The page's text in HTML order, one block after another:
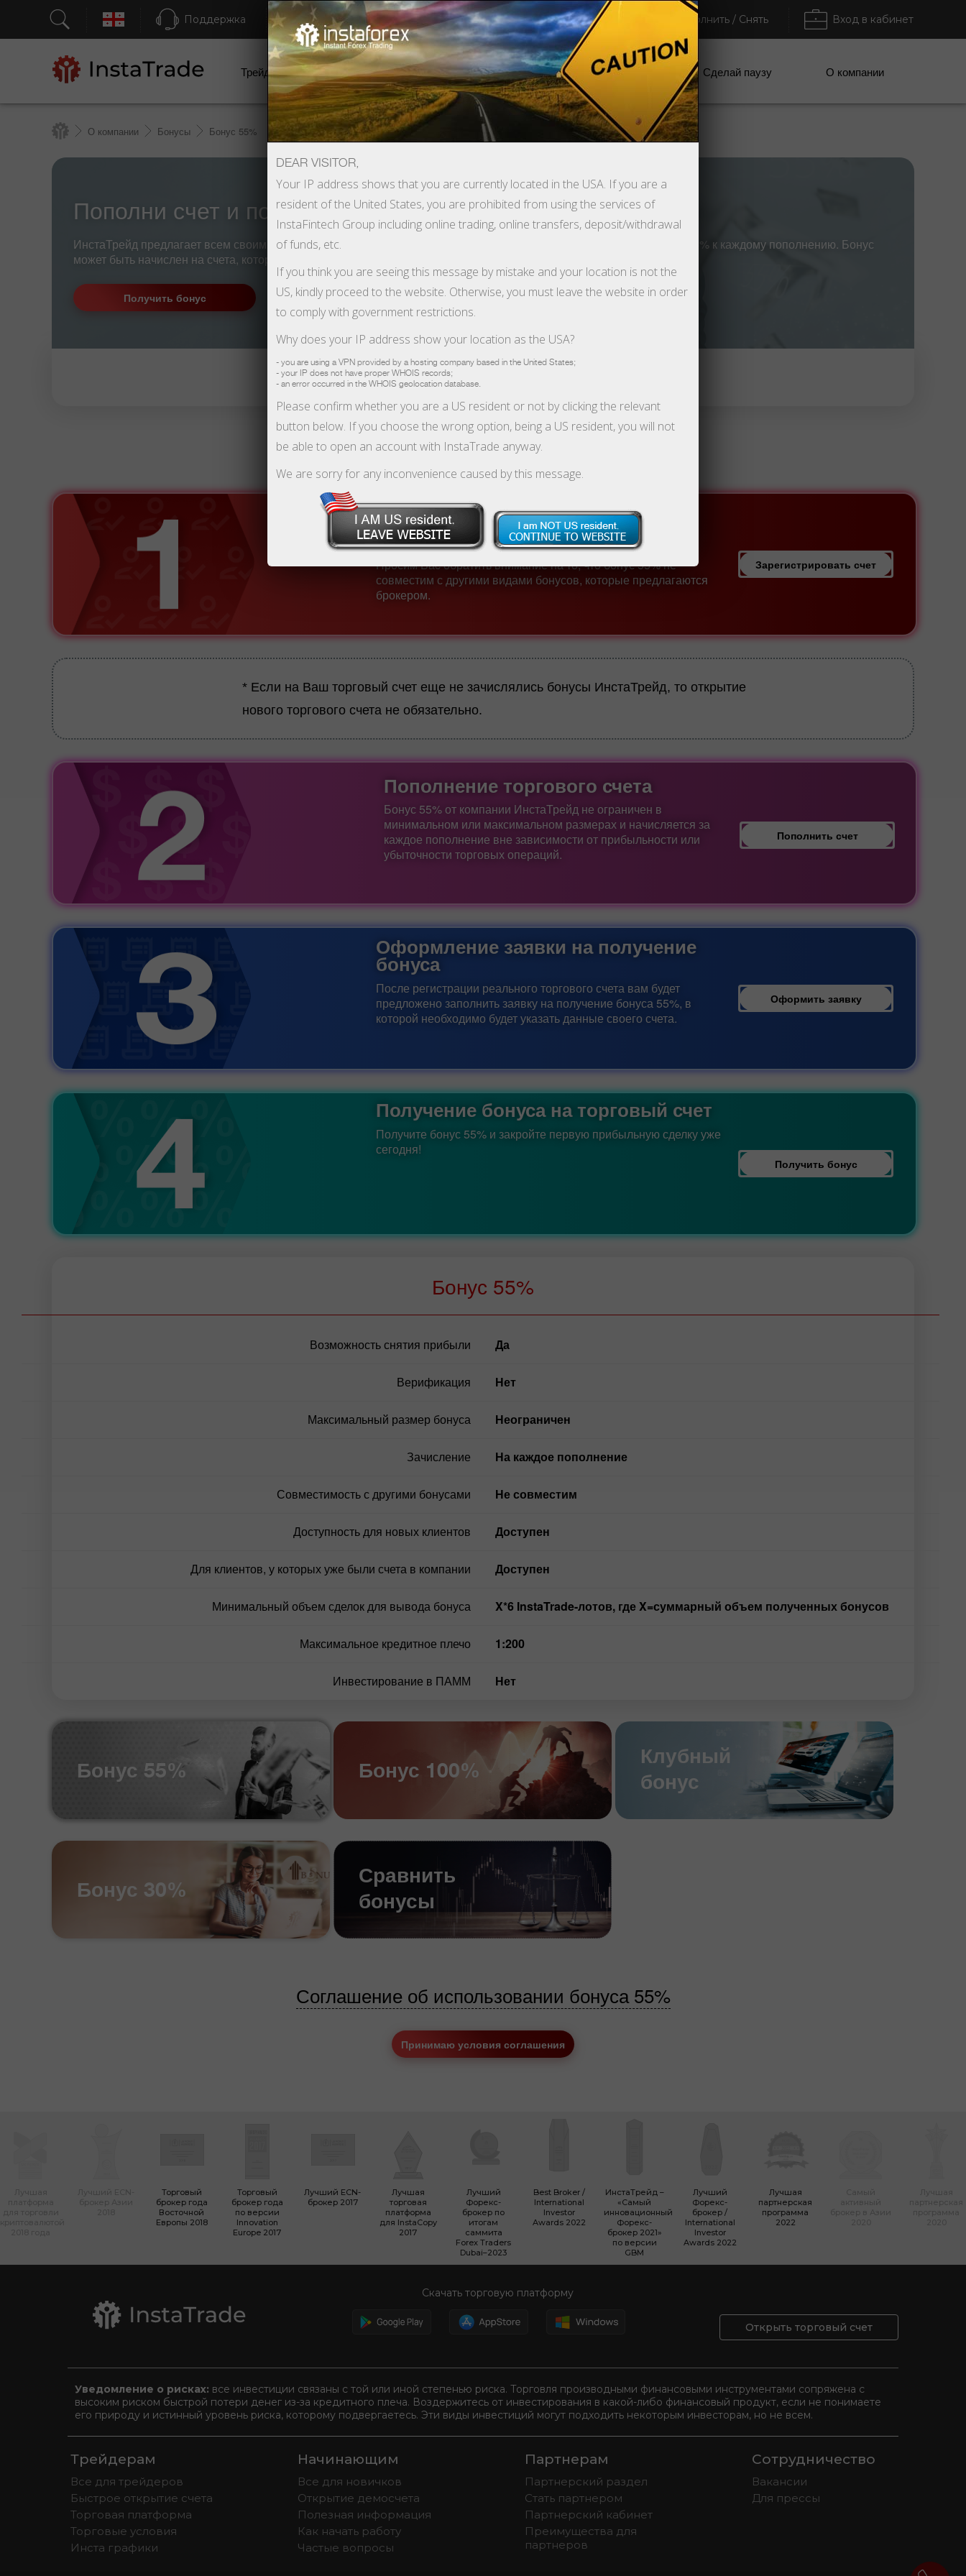
Поддержка Быстрое открытие счета Торговая платформа Пополнить / Снять Вход в кабинет
Трейдерам Начинающим Партнерам Сервисы компании Сделай паузу О компании
О компании Бонусы Бонус 55%
Пополни счет и получи бонус 55%
ИнстаТрейд предлагает всем своим клиентам воспользоваться новым привлекательным предложением — бонус 55% к каждому пополнению. Бонус
может быть начислен на счета, которые были открыты после 15 июня 2013 года.
Получить бонус
Открыть демосчет
Пополнить торговый
счет
Вывести деньги со
Акция продлена до 28 August 2026 года.
Регистрация реального торгового
счета
Просим Ваc обратить внимание на то, что бонус 55% не
совместим с другими видами бонусов, которые предлагаются
брокером.
Зарегистрировать счет
* Если на Ваш торговый счет еще не зачислялись бонусы ИнстаТрейд, то открытие
нового торгового счета не обязательно.
Пополнение торгового счета
Бонус 55% от компании ИнстаТрейд не ограничен в
минимальном или максимальном размерах и начисляется за
каждое пополнение вне зависимости от прибыльности или
убыточности торговых операций.
Пополнить счет
Оформление заявки на получение
бонуса
После регистрации реального торгового счета вам будет
предложено заполнить заявку на получение бонуса 55%, в
которой необходимо будет указать данные своего счета.
Оформить заявку
Получение бонуса на торговый счет
Получите бонус 55% и закройте первую прибыльную сделку уже
сегодня!
Получить бонус
Бонус 55%
Возможность снятия прибыли да
Верификация нет
Максимальный размер бонуса Неограничен
Зачисление На каждое пополнение
Совместимость с другими бонусами Не совместим
Доступность для новых клиентов Доступен
Для клиентов, у которых уже были счета в компании Доступен
Минимальный объем сделок для вывода бонуса X*6 InstaTrade-лотов, где X=суммарный объем полученных бонусов
Максимальное кредитное плечо 1:200
Инвестирование в ПАММ нет
Бонус 55% Бонус 100%
Клубный
бонус
Бонус 30%
Сравнить
бонусы
Соглашение об использовании бонуса 55%
Принимаю условия соглашения
Торговый
брокер года
Восточной
Европы 2018
Торговый
брокер года
по версии
Innovation
Europe 2017
Лучший ECN-
брокер 2017
Лучшая
торговая
платформа
для InstaCopy
2017
Лучший
Форекс-
брокер по
итогам
саммита
Forex Traders
Dubai–2023
Best Broker /
International
Investor
Awards 2022
ИнстаТрейд –
«Самый
инновационный
Форекс-
брокер 2021»
по версии
GBM
Лучший
Форекc-
брокер /
International
Investor
Awards 2022
Лучшая
партнерская
программа
2022
Скачать торговую платформу
Открыть торговый счет
Уведомление о рисках: все инвестиции связаны с той или иной степенью риска. Торговля производными финансовыми инструментами сопряжена с
высоким риском быстрой потери денег из-за кредитного плеча. Воздержитесь от инвестирования в какой-либо финансовый продукт, если не понимаете
его природу и истинный уровень риска, которому подвергаетесь. Эти виды инвестиций могут подходить некоторым инвесторам, но не всем.
Трейдерам
Все для трейдеров
Быстрое открытие счета
Торговая платформа
Торговые условия
Инста графики
Начинающим
Все для новичков
Открытие демосчета
Полезная информация
Как начать работу
Частые вопросы
Партнерам
Партнерский раздел
Стать партнером
Партнерский кабинет
Преимущества для
партнеров
Сотрудничество
Вакансии
Для прессы
DEAR VISITOR,
Your IP address shows that you are currently located in the USA. If you are a
resident of the United States, you are prohibited from using the services of
InstaFintech Group including online trading, online transfers, deposit/withdrawal
of funds, etc.
If you think you are seeing this message by mistake and your location is not the
US, kindly proceed to the website. Otherwise, you must leave the website in order
to comply with government restrictions.
Why does your IP address show your location as the USA?
- you are using a VPN provided by a hosting company based in the United States;
- your IP does not have proper WHOIS records;
- an error occurred in the WHOIS geolocation database.
Please confirm whether you are a US resident or not by clicking the relevant
button below. If you choose the wrong option, being a US resident, you will not
be able to open an account with InstaTrade anyway.
We are sorry for any inconvenience caused by this message.